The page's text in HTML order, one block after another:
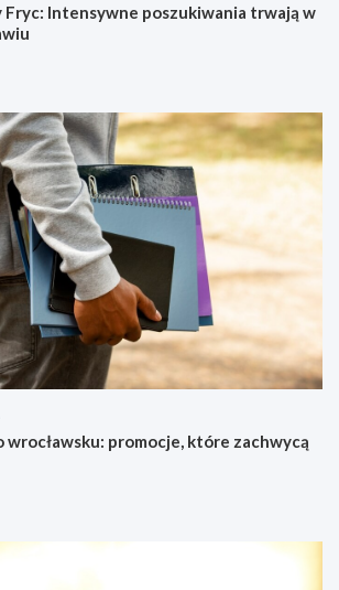
Fryc: Intensywne poszukiwania trwają w
wrocławsku: promocje, które zachwycą